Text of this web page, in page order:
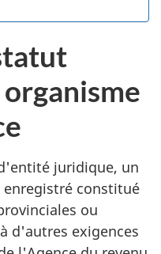
juridique, un
enregistré constitué
ou
d'autres exigences